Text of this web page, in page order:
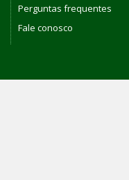
Perguntas frequentes
Fale conosco